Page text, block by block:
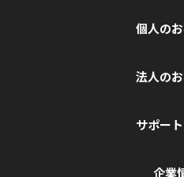
個人の
法人の
サポー
企業